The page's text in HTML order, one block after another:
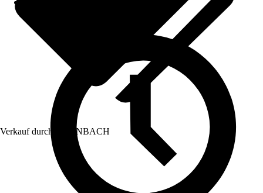
Verkauf durch: HORNBACH